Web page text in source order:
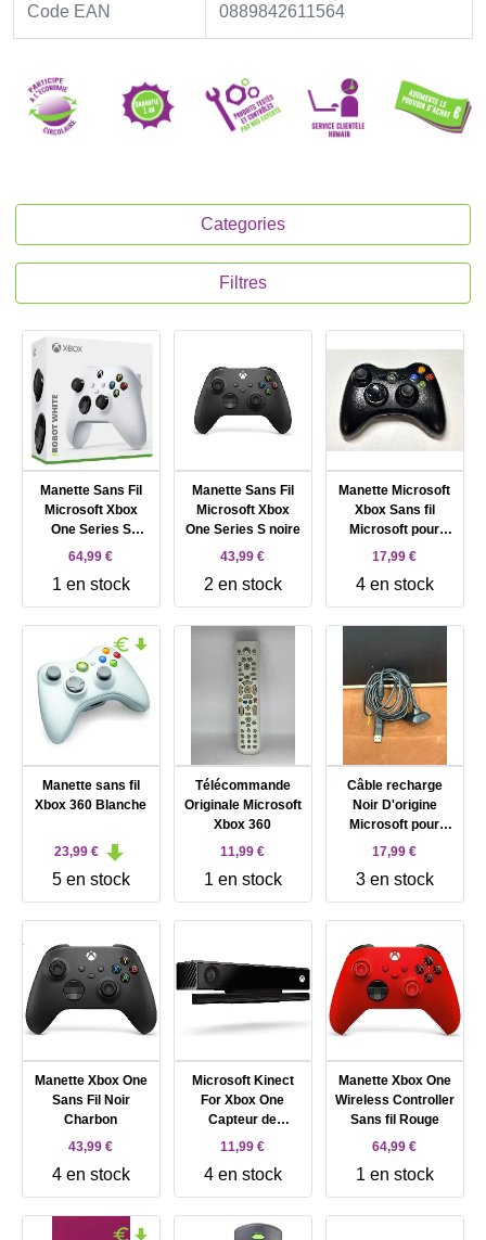
Code EAN 0889842611564
Categories
Filtres
Manette Sans Fil
Microsoft Xbox
One Series S
Robot White
64,99 €
1 en stock
Manette Sans Fil
Microsoft Xbox
One Series S noire
43,99 €
2 en stock
Manette Microsoft
Xbox Sans fil
Microsoft pour
Microsoft Xbox 360
17,99 €
4 en stock
Manette sans fil
Xbox 360 Blanche
23,99 €
5 en stock
Télécommande
Originale Microsoft
Xbox 360
11,99 €
1 en stock
Câble recharge
Noir D'origine
Microsoft pour
Manette Xbox 360
17,99 €
3 en stock
Manette Xbox One
Sans Fil Noir
Charbon
43,99 €
4 en stock
Microsoft Kinect
For Xbox One
Capteur de
Mouvement Noir,
11,99 €
4 en stock
Manette Xbox One
Wireless Controller
Sans fil Rouge
64,99 €
1 en stock